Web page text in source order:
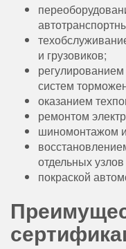
и грузовиков;
систем
оказанием
ремонтом
шиномонтажом
отдельных
покраской